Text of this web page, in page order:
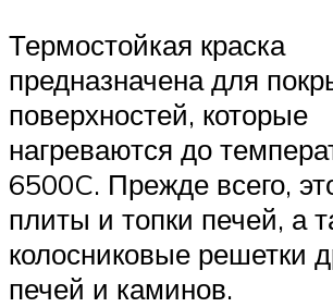
Термостойкая краска
предназначена для
поверхностей, которые
нагреваются до
6500C. Прежде всего,
плиты и топки печей, а
колосниковые решетки
печей и каминов.